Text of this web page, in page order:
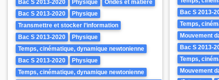
Bac S 2013-
Temps,
Mouvement
Bac S 2013-
Temps,
Mouvement
Bac S 2013-2020 Physique
Ondes et matière
Bac S 2013-2020
Physique
Transmettre et stocker l’information
Bac S 2013-2020
Physique
Temps, cinématique, dynamique newtonienne
Bac S 2013-2020
Physique
Temps, cinématique, dynamique newtonienne